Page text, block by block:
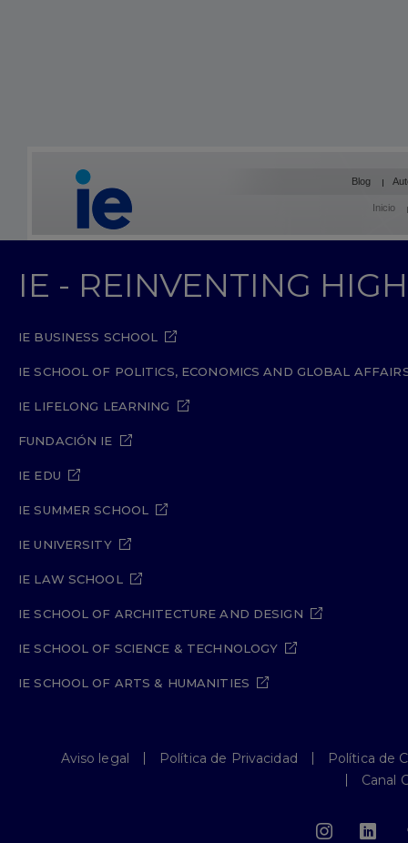
Blog
Inicio
IE - REINVENTING
IE BUSINESS SCHOOL
IE SCHOOL OF POLITICS, ECONOMICS AND GLOBAL
IE LIFELONG LEARNING
FUNDACIÓN IE
IE EDU
IE SUMMER SCHOOL
IE UNIVERSITY
IE LAW SCHOOL
IE SCHOOL OF ARCHITECTURE AND DESIGN
IE SCHOOL OF SCIENCE & TECHNOLOGY
IE SCHOOL OF ARTS & HUMANITIES
Aviso legal Política de Privacidad
Política de
Canal